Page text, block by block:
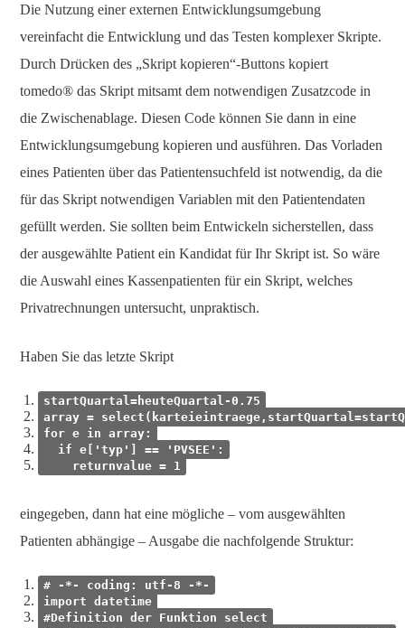
Die Nutzung einer externen Entwicklungsumgebung
vereinfacht die Entwicklung und das Testen komplexer Skripte.
Durch Drücken des „Skript kopieren“-Buttons kopiert
tomedo® das Skript mitsamt dem notwendigen Zusatzcode in
die Zwischenablage. Diesen Code können Sie dann in eine
Entwicklungsumgebung kopieren und ausführen. Das Vorladen
eines Patienten über das Patientensuchfeld ist notwendig, da die
für das Skript notwendigen Variablen mit den Patientendaten
gefüllt werden. Sie sollten beim Entwickeln sicherstellen, dass
der ausgewählte Patient ein Kandidat für Ihr Skript ist. So wäre
die Auswahl eines Kassenpatienten für ein Skript, welches
Privatrechnungen untersucht, unpraktisch.
Haben Sie das letzte Skript
startQuartal=heuteQuartal-0.75
array =
for e in array:
if e['typ'] == 'PVSEE':
returnvalue = 1
eingegeben, dann hat eine mögliche – vom ausgewählten
Patienten abhängige – Ausgabe die nachfolgende Struktur:
# -*- coding: utf-8 -*-
import datetime
#Definition der Funktion select